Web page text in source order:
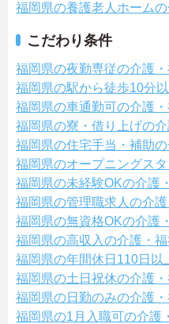
福岡県の養護老人ホームの
こだわり条件
福岡県の夜勤専従の介護・
福岡県の駅から徒歩10分
福岡県の車通勤可の介護・
福岡県の寮・借り上げの
福岡県の住宅手当・補助
福岡県のオープニングス
福岡県の未経験OKの介護
福岡県の管理職求人の介護
福岡県の無資格OKの介護
福岡県の高収入の介護・福
福岡県の年間休日110日以
福岡県の土日祝休の介護・
福岡県の日勤のみの介護・
福岡県の1月入職可の介護